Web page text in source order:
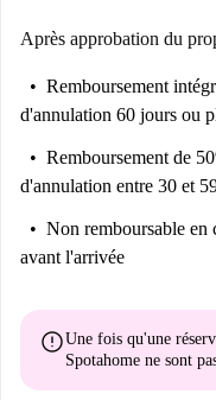
Après approbation du
Remboursement
d'annulation 60 jours ou
Remboursement de
d'annulation entre 30 et
Non remboursable en
avant l'arrivée
errorUne fois qu'une
Spotahome ne sont